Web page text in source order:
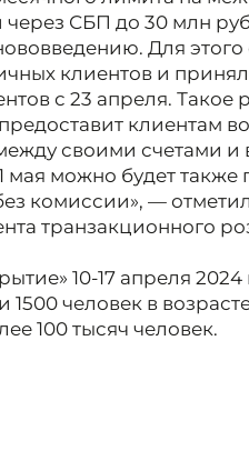
СБП до 30 млн
Для
клиентов и
с 23 апреля. Такое
клиентам
своими счетами и
можно будет также
комиссии», —
транзакционного
10-17 апреля 2024
человек в возрасте
100 тысяч человек.